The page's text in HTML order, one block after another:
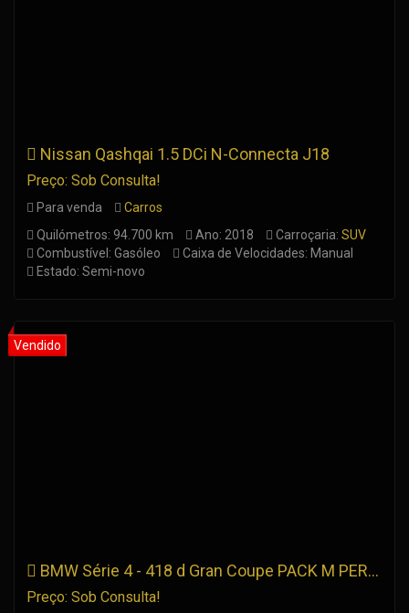
Nissan Qashqai 1.5 DCi N-Connecta J18
Preço: Sob Consulta!
Para venda
Carros
Quilómetros: 94.700 km
Ano: 2018 Carroçaria: SUV
Combustível: Gasóleo
Caixa de Velocidades: Manual
Estado: Semi-novo
BMW Série 4 - 418 d Gran Coupe PACK M PERFORMANCE
Preço: Sob Consulta!